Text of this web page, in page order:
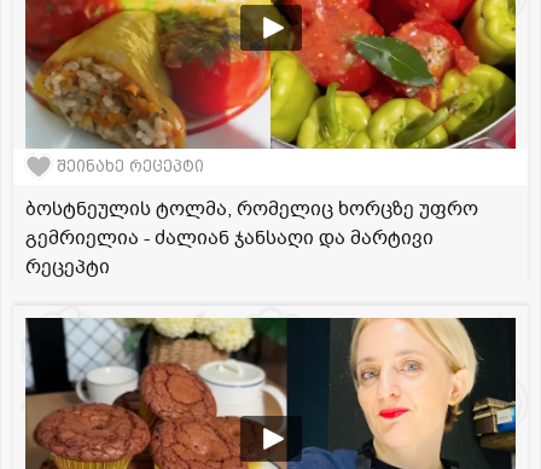
შეინახე რეცეპტი
ბოსტნეულის ტოლმა, რომელიც ხორცზე უფრო
გემრიელია - ძალიან ჯანსაღი და მარტივი
რეცეპტი